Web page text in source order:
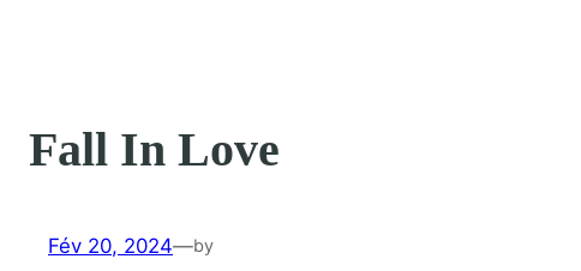
Fall In Love
Fév 20, 2024—by